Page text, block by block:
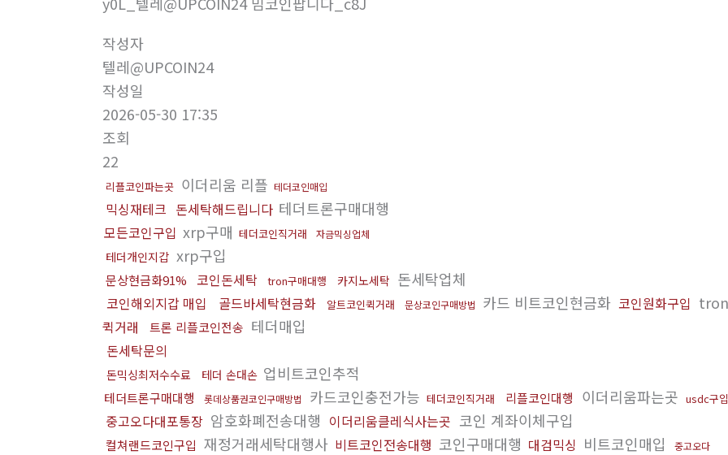
작성자
텔레@UPCOIN24
작성일
2026-05-30 17:35
조회
22
리플코인파는곳 이더리움 리플 테더코인매입
믹싱재테크 돈세탁해드립니다 테더트론구매대행
모든코인구입 xrp구매 테더코인직거래 자금믹싱업체
테더개인지갑 xrp구입
문상현금화91% 코인돈세탁 tron구매대행 카지노세탁 돈세탁업체
코인해외지갑 매입 골드바세탁현금화 알트코인퀵거래 문상코인구매방법 카드 비트코인현금화 코인원화구입
퀵거래 트론 리플코인전송 테더매입
돈세탁문의
돈믹싱최저수수료 테더 손대손 업비트코인추적
테더트론구매대행 롯데상품권코인구매방법 카드코인충전가능 테더코인직거래 리플코인대행 이더리움파는곳 usdc구
중고오다대포통장 암호화폐전송대행 이더리움클레식사는곳 코인 계좌이체구입
컬쳐랜드코인구입 재정거래세탁대행사 비트코인전송대행 코인구매대행 대검믹싱 비트코인매입 중고오다